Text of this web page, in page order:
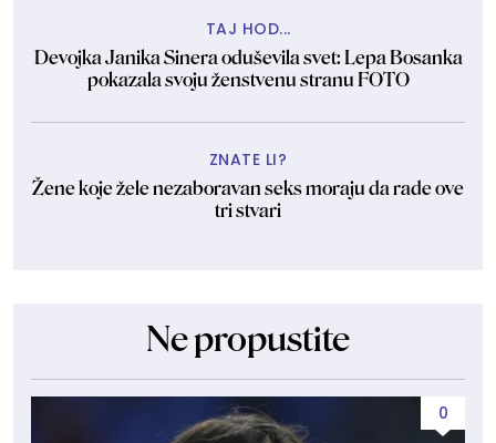
TAJ HOD...
Devojka Janika Sinera oduševila svet: Lepa Bosanka
pokazala svoju ženstvenu stranu FOTO
ZNATE LI?
Žene koje žele nezaboravan seks moraju da rade ove
tri stvari
Ne propustite
0